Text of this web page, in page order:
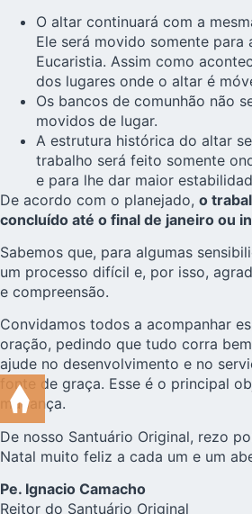
O altar continuará com a
Ele será movido somente para
Eucaristia. Assim como
dos lugares onde o altar é
Os bancos de comunhão não
movidos de lugar.
A estrutura histórica do altar
trabalho será feito somente
e para lhe dar maior
De acordo com o planejado, o
concluído até o final de janeiro ou
Sabemos que, para algumas
um processo difícil e, por isso,
e compreensão.
Convidamos todos a acompanhar
oração, pedindo que tudo corra
ajude no desenvolvimento e no
fonte de graça. Esse é o principal
mudança.
De nosso Santuário Original, rezo
Natal muito feliz a cada um e um
Pe. Ignacio Camacho
Reitor do Santuário Original